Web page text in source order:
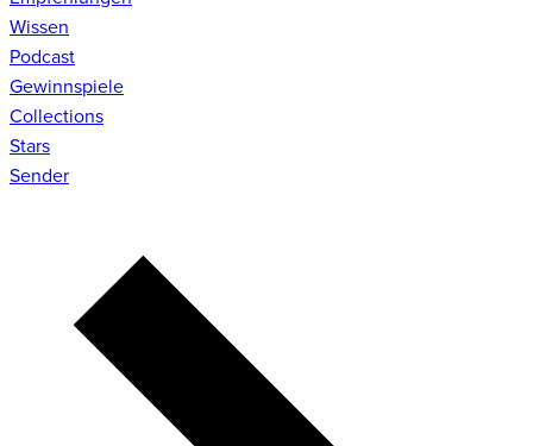
Wissen
Podcast
Gewinnspiele
Collections
Stars
Sender